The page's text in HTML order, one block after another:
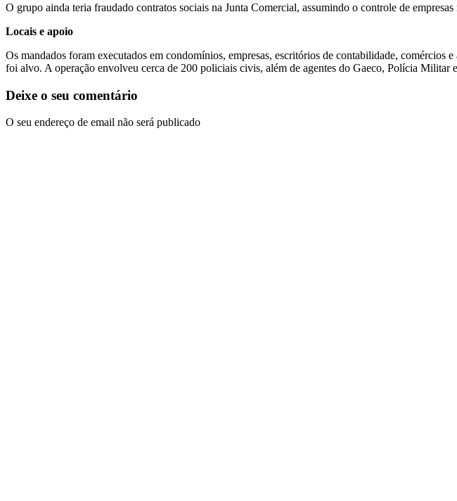
O grupo ainda teria fraudado contratos sociais na Junta Comercial, assumindo o controle de
Locais e apoio
Os mandados foram executados em condomínios, empresas, escritórios de contabilidade,
foi alvo. A operação envolveu cerca de 200 policiais civis, além de agentes do Gaeco, Polícia Militar
Deixe o seu comentário
O seu endereço de email não será publicado